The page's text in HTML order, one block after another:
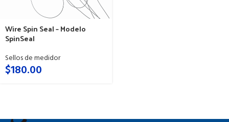
Wire Spin Seal – Modelo
SpinSeal
Sellos de medidor
$180.00